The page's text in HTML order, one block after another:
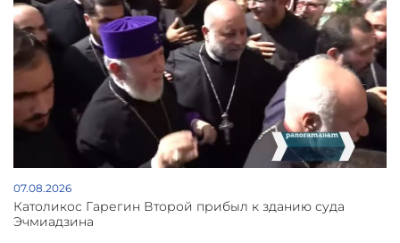
07.08.2026
Католикос Гарегин Второй прибыл к зданию суда
Эчмиадзина